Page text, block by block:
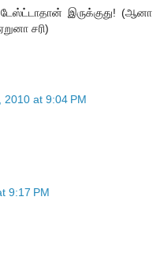
டேஸ்ட்டாதான் இருக்குது! (ஆனா
சரி)
2010 at 9:04 PM
9:17 PM